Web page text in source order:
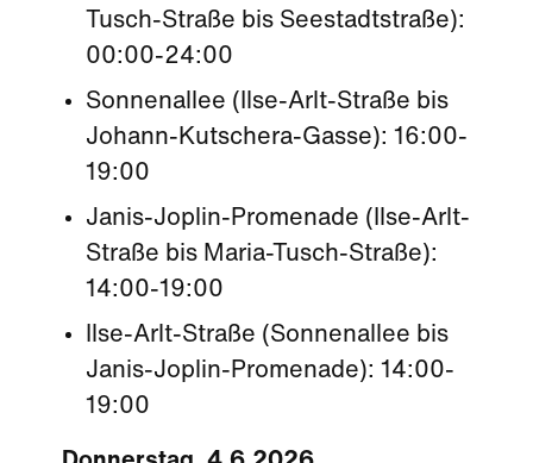
Tusch-Straße bis Seestadtstraße):
00:00-24:00
Sonnenallee (Ilse-Arlt-Straße bis
Johann-Kutschera-Gasse): 16:00-
19:00
Janis-Joplin-Promenade (Ilse-Arlt-
Straße bis Maria-Tusch-Straße):
14:00-19:00
Ilse-Arlt-Straße (Sonnenallee bis
Janis-Joplin-Promenade): 14:00-
19:00